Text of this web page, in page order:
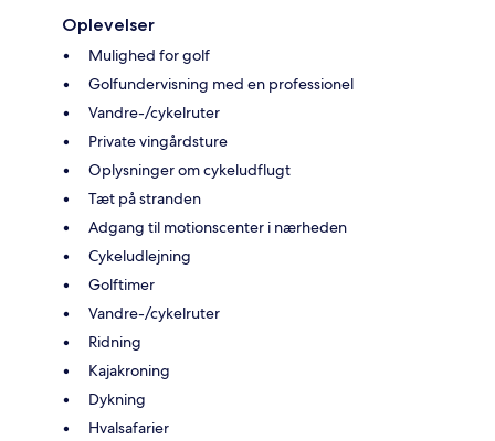
Oplevelser
Mulighed for golf
Golfundervisning med en professionel
Vandre-/cykelruter
Private vingårdsture
Oplysninger om cykeludflugt
Tæt på stranden
Adgang til motionscenter i nærheden
Cykeludlejning
Golftimer
Vandre-/cykelruter
Ridning
Kajakroning
Dykning
Hvalsafarier